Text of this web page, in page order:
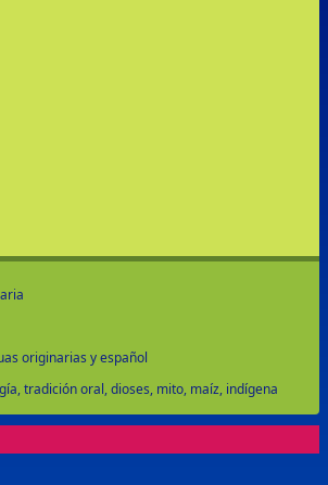
originarias y español
tradición oral dioses mito maíz indígena